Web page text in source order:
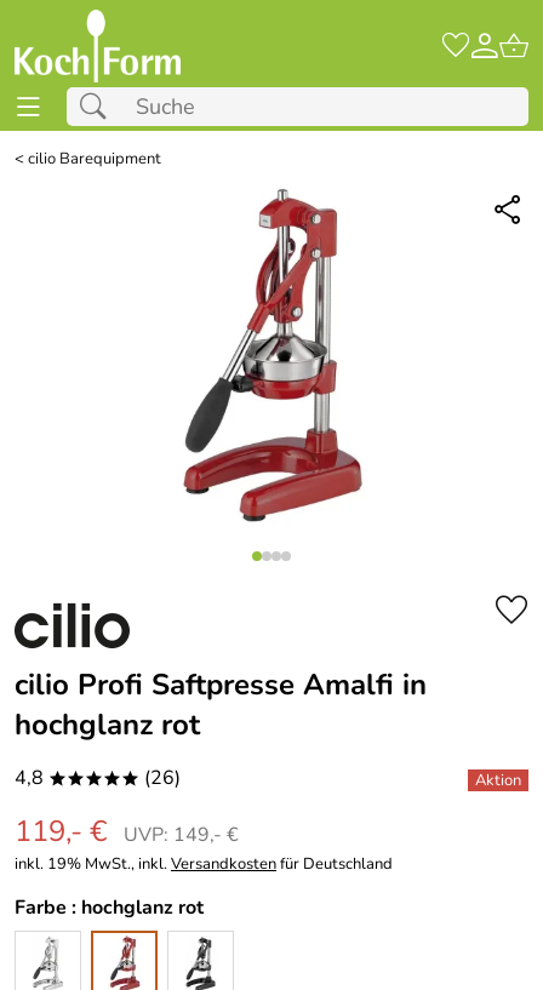
<cilio Barequipment
cilio Profi Saftpresse Amalfi in
hochglanz rot
4,8 ***** (26)
119,- € UVP: 149,- €
inkl. 19% MwSt., inkl.Versandkostenfür Deutschland
Farbe : hochglanz rot